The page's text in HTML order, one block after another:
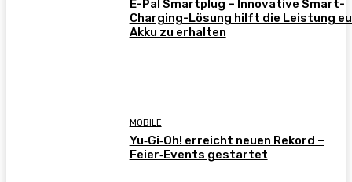
E-Pal Smartplug – Innovative Smart-
Charging-Lösung hilft die Leistung
Akku zu erhalten
MOBILE
Yu‑Gi‑Oh! erreicht neuen Rekord –
Feier‑Events gestartet